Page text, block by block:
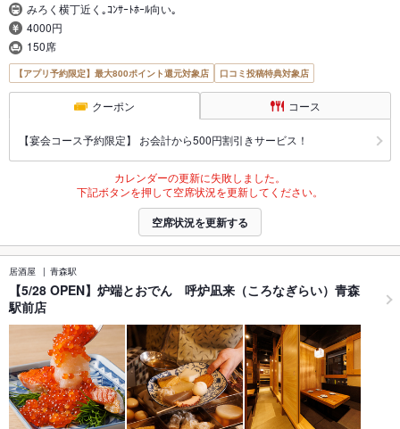
みろく横丁近く｡ｺﾝｻｰﾄﾎｰﾙ向い｡
4000円
150席
【アプリ予約限定】最大800ポイント還元対象店 口コミ投稿特典対象店
クーポン コース
【宴会コース予約限定】 お会計から500円割引きサービス！
カレンダーの更新に失敗しました。
下記ボタンを押して空席状況を更新してください。
空席状況を更新する
居酒屋 青森駅
【5/28 OPEN】炉端とおでん 呼炉凪来（ころなぎらい）青森
駅前店